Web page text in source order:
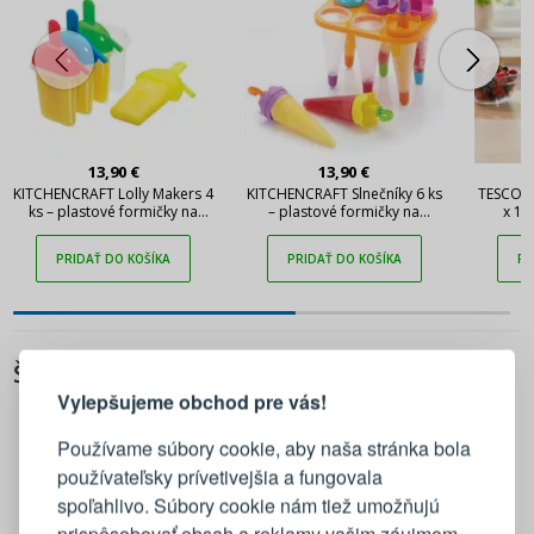
Vylepšujeme obchod pre vás!
Používame súbory cookie, aby naša stránka bola
používateľsky prívetivejšia a fungovala
spoľahlivo. Súbory cookie nám tiež umožňujú
13,90 €
KITCHENCRAFT Lolly Makers 4
ks – plastové formičky na
PRIDAŤ DO KOŠÍKA
13,90 €
KITCHENCRAFT Slnečníky 6 ks
– plastové formičky na
PRIDAŤ DO KOŠÍKA
x
ŠPECIFIKÁCIA
Prihláste sa k svojmu účtu